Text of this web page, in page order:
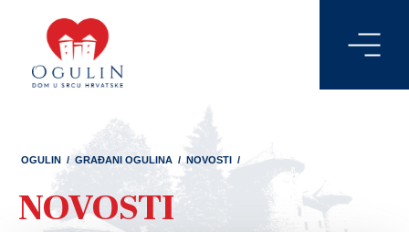
OGULIN / GRAĐANI OGULINA / NOVOSTI /
NOVOSTI